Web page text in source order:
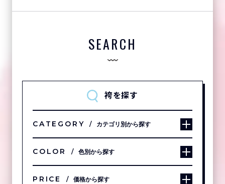
SEARCH
袴を探す
CATEGORY カテゴリ別から探す
COLOR 色別から探す
PRICE 価格から探す